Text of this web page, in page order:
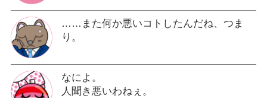
……また何か悪いコトしたんだね、つま
り。
なによ。
人聞き悪いわねぇ。